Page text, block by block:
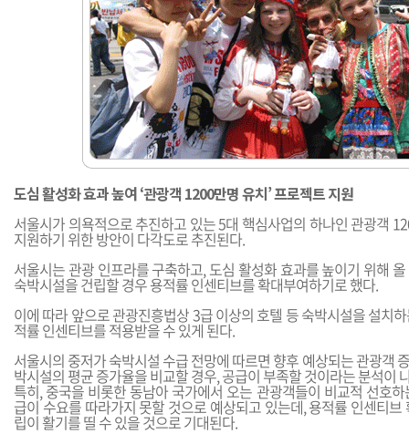
도심 활성화 효과 높여 ‘관광객 1200만명 유치’ 프로젝트 지원
서울시가 의욕적으로 추진하고 있는 5대 핵심사업의 하나인 관광객
지원하기 위한 방안이 다각도로 추진된다.
서울시는 관광 인프라를 구축하고, 도심 활성화 효과를 높이기 위해
숙박시설을 건립할 경우 용적률 인센티브를 확대부여하기로 했다.
이에 따라 앞으로 관광진흥법상 3급 이상의 호텔 등 숙박시설을 설치
적률 인센티브를 적용받을 수 있게 된다.
서울시의 중저가 숙박시설 수급 전망에 따르면 향후 예상되는 관광객
박시설의 평균 증가율을 비교할 경우, 공급이 부족할 것이라는 분석이
특히, 중국을 비롯한 동남아 국가에서 오는 관광객들이 비교적 선호
급이 수요를 따라가지 못할 것으로 예상되고 있는데, 용적률 인센티
립이 활기를 띨 수 있을 것으로 기대된다.